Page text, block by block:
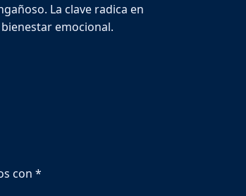
La clave radica en
emocional.
con *